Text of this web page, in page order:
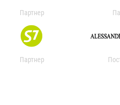
Партнер
Партнер